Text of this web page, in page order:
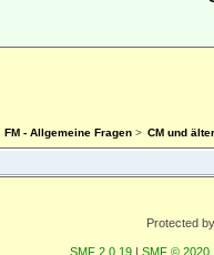
FM - Allgemeine Fragen> CM und
Protected
SMF 2.0.19 | SMF © 2020